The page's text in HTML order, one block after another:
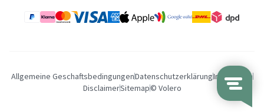
Allgemeine GeschaftsbedingungenDatenschutzerklärungImpressum
DisclaimerSitemap© Volero